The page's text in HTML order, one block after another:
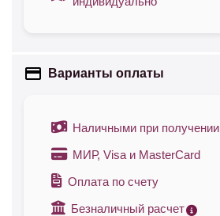
Варианты оплаты
Наличными при получении
МИР, Visa и MasterCard
Оплата по счету
Безналичный расчет